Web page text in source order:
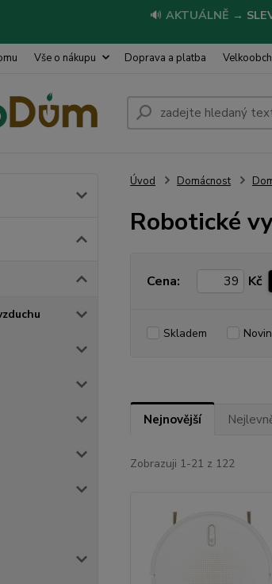
🔊 AKTUÁLNĚ →
Vše o nákupu Doprava a platba
Úvod Domácnost
Robotické
Cena: Kč
Skladem
Nejnovější
Zobrazuji 1-21 z 122